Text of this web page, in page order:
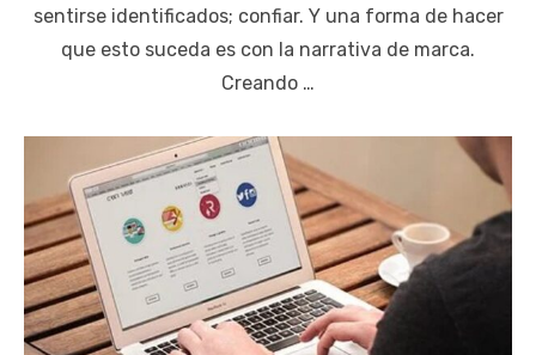
sentirse identificados; confiar. Y una forma de hacer
que esto suceda es con la narrativa de marca.
Creando …